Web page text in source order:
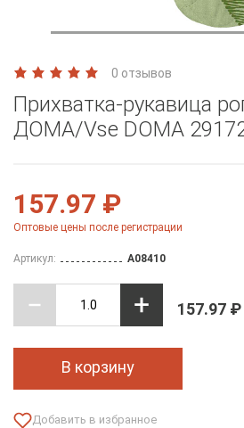
0 отзывов
Прихватка-рукавица
ДОМА/Vse DOMA
157.97 ₽
Оптовые цены после регистрации
Артикул: A08410
157.97
В корзину